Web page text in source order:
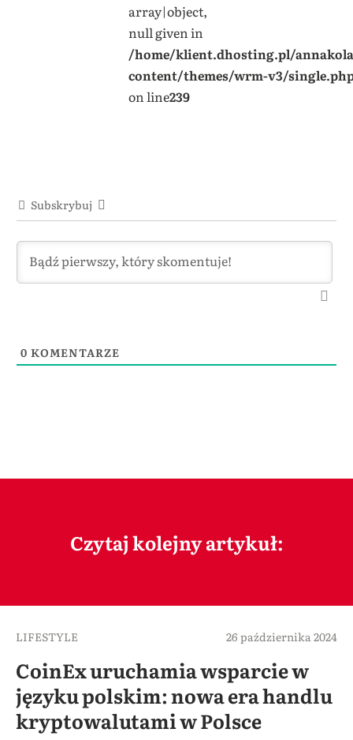
array|object,
null given in
/home/klient.dhosting.pl/
content/themes/wrm-v3/
on line239
Subskrybuj
0 KOMENTARZE
Czytaj kolejny artykuł:
LIFESTYLE 26 października 2024
CoinEx uruchamia wsparcie w
języku polskim: nowa era handlu
kryptowalutami w Polsce